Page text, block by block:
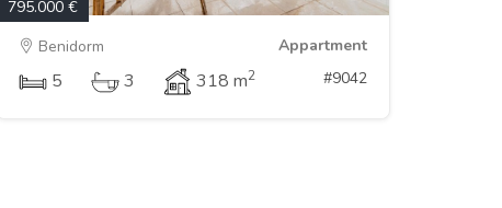
795.000 €
Benidorm
Appartment
5 3 318 m2 #9042